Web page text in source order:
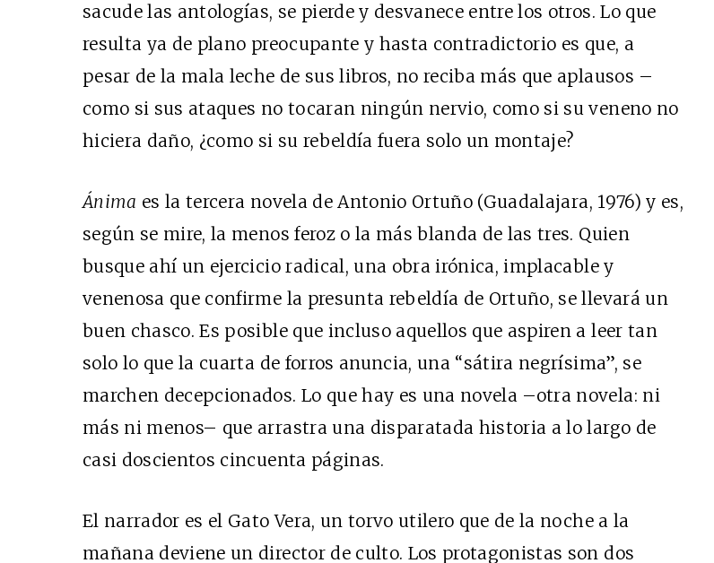
sacude las antologías, se pierde y desvanece entre los otros. Lo que
resulta ya de plano preocupante y hasta contradictorio es que, a
pesar de la mala leche de sus libros, no reciba más que aplausos –
como si sus ataques no tocaran ningún nervio, como si su veneno no
hiciera daño, ¿como si su rebeldía fuera solo un montaje?
Ánima es la tercera novela de Antonio Ortuño (Guadalajara, 1976) y es,
según se mire, la menos feroz o la más blanda de las tres. Quien
busque ahí un ejercicio radical, una obra irónica, implacable y
venenosa que confirme la presunta rebeldía de Ortuño, se llevará un
buen chasco. Es posible que incluso aquellos que aspiren a leer tan
solo lo que la cuarta de forros anuncia, una “sátira negrísima”, se
marchen decepcionados. Lo que hay es una novela –otra novela: ni
más ni menos– que arrastra una disparatada historia a lo largo de
casi doscientos cincuenta páginas.
El narrador es el Gato Vera, un torvo utilero que de la noche a la
mañana deviene un director de culto. Los protagonistas son dos